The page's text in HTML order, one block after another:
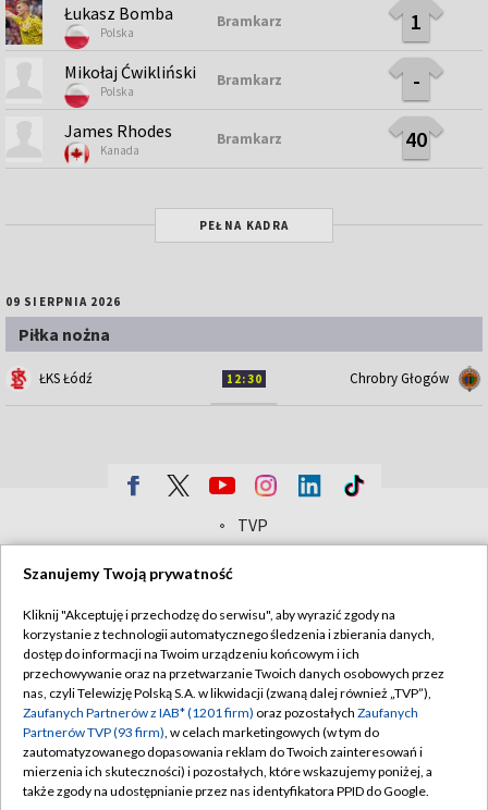
Łukasz Bomba
Polska
Bramkarz 1
Mikołaj Ćwikliński
Polska
Bramkarz -
James Rhodes
Kanada
Bramkarz 40
PEŁNA KADRA
09 SIERPNIA 2026
Piłka nożna
ŁKS Łódź 12:30 Chrobry Głogów
TVP
Biuro Reklamy
Oferta Handlowa
Telegazeta ogłoszenia
Emisja w TVP
Rada Programowa
Ogłoszenia przetargowe
Moje zgody
Biuro reklamy
Kontakt
Kanały
Szanujemy Twoją prywatność
Kliknij "Akceptuję i przechodzę do serwisu", aby wyrazić zgody na
korzystanie z technologii automatycznego śledzenia i zbierania danych,
dostęp do informacji na Twoim urządzeniu końcowym i ich
przechowywanie oraz na przetwarzanie Twoich danych osobowych przez
nas, czyli Telewizję Polską S.A. w likwidacji (zwaną dalej również „TVP”),
Zaufanych Partnerów z IAB* (1201 firm) oraz pozostałych Zaufanych
Partnerów TVP (93 firm), w celach marketingowych (w tym do
zautomatyzowanego dopasowania reklam do Twoich zainteresowań i
mierzenia ich skuteczności) i pozostałych, które wskazujemy poniżej, a
także zgody na udostępnianie przez nas identyfikatora PPID do Google.